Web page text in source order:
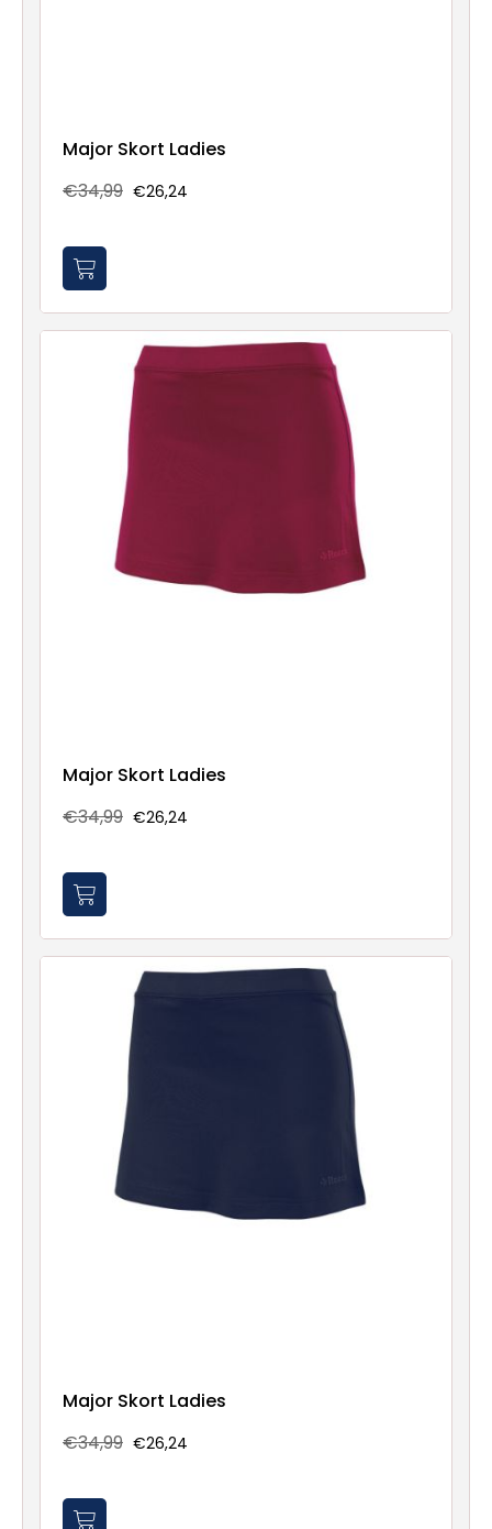
Major Skort Ladies
€34,99 €26,24
Major Skort Ladies
€34,99 €26,24
Major Skort Ladies
€34,99 €26,24